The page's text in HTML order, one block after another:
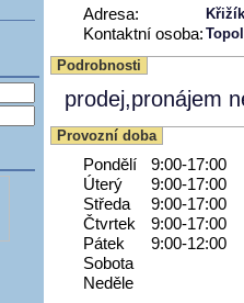
Adresa:
Kontaktní osoba:
Podrobnosti
prodej,pronájem
Provozní doba
Pondělí
9:00-17:00
Úterý
9:00-17:00
Středa
9:00-17:00
Čtvrtek
9:00-17:00
Pátek
9:00-12:00
Sobota
Neděle